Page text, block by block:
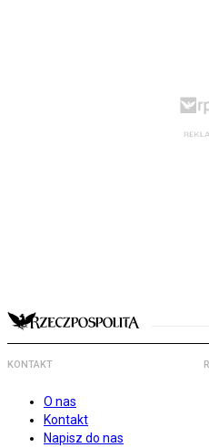
KONTAKT
O nas
Kontakt
Napisz do nas